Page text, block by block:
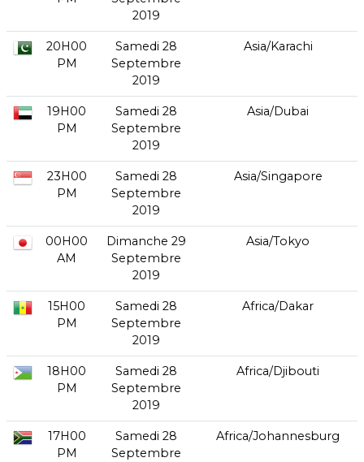
2019
20H00
PM
Samedi 28
Septembre
2019
Asia/Karachi
19H00
PM
Samedi 28
Septembre
2019
Asia/Dubai
23H00
PM
Samedi 28
Septembre
2019
Asia/Singapore
00H00
AM
Dimanche 29
Septembre
2019
Asia/Tokyo
15H00
PM
Samedi 28
Septembre
2019
Africa/Dakar
18H00
PM
Samedi 28
Septembre
2019
Africa/Djibouti
17H00
PM
Samedi 28
Septembre
Africa/Johannesburg